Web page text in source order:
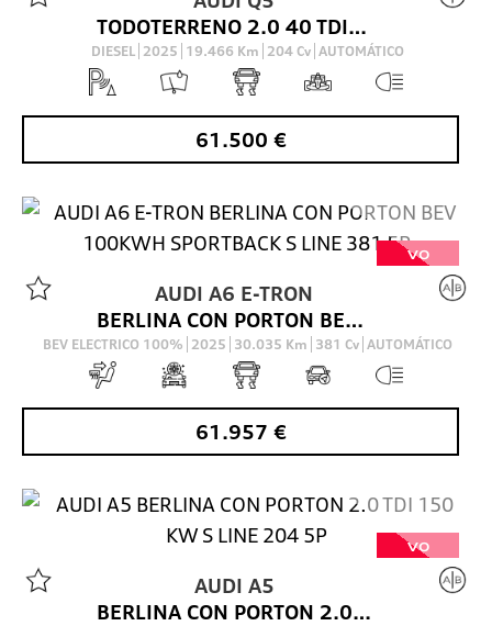
TODOTERRENO 2.0 40 TDI S TRONIC QUATTRO S LINE 204 5P
DIESEL 2025 19.466 Km 204 Cv AUTOMÁTICO
61.500 €
VO
AUDI A6 E-TRON
BERLINA CON PORTON BEV 100KWH SPORTBACK S LINE 381 5P
BEV ELECTRICO 100% 2025 30.035 Km 381 Cv AUTOMÁTICO
61.957 €
VO
AUDI A5
BERLINA CON PORTON 2.0 TDI 150 KW S LINE 204 5P